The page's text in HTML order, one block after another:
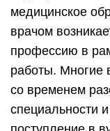
медицинское
врачом
профессию в
работы. Многие
со временем
специальности